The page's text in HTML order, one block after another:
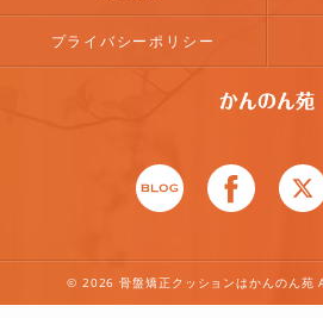
プライバシーポリシー
© 2026 骨盤矯正クッションはかんのん苑